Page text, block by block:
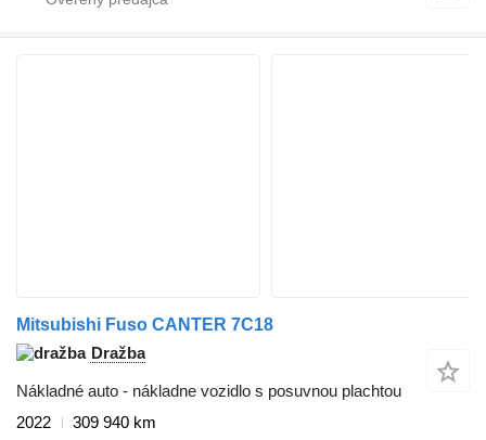
Mitsubishi Fuso CANTER 7C18
Dražba
Nákladné auto - nákladne vozidlo s posuvnou plachtou
2022
309 940 km